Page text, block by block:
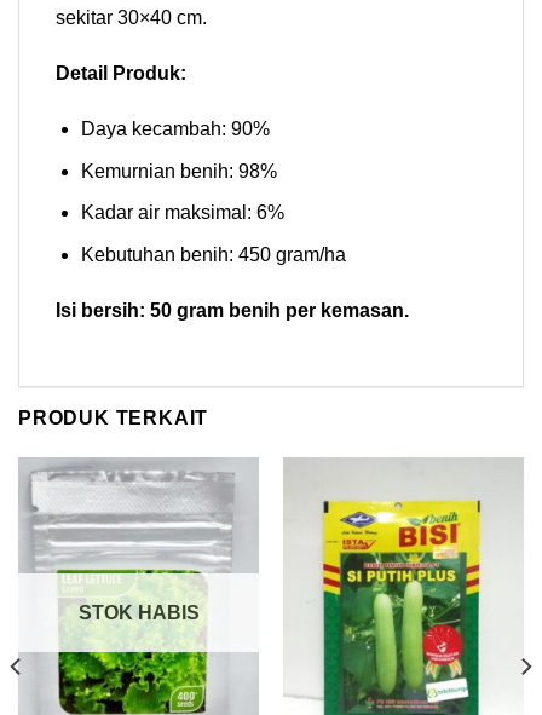
sekitar 30×40 cm.
Detail Produk:
Daya kecambah: 90%
Kemurnian benih: 98%
Kadar air maksimal: 6%
Kebutuhan benih: 450 gram/ha
Isi bersih: 50 gram benih per kemasan.
PRODUK TERKAIT
STOK HABIS